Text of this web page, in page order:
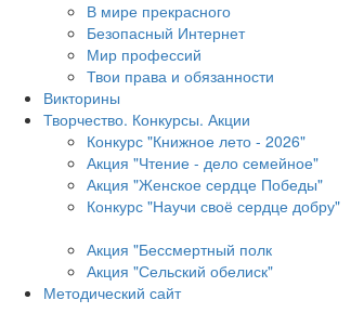
В мире прекрасного
Безопасный Интернет
Мир профессий
Твои права и обязанности
Викторины
Творчество. Конкурсы. Акции
Конкурс "Книжное лето - 2026"
Акция "Чтение - дело семейное"
Акция "Женское сердце Победы"
Конкурс "Научи своё сердце добру"
Акция "Бессмертный полк
Акция "Сельский обелиск"
Методический сайт